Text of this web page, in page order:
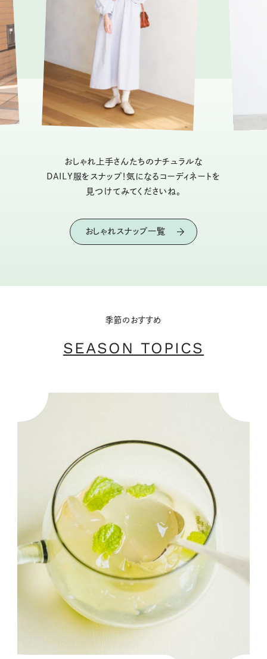
おしゃれ上手さんたちのナチュラルな
DAILY服をスナップ！気になるコーディネートを
見つけてみてくださいね。
おしゃれスナップ一覧
季節のおすすめ
SEASON TOPICS